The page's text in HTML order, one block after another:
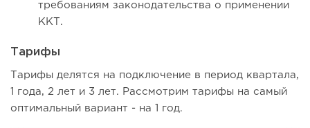
требованиям законодательства о применении
ККТ.
Тарифы
Тарифы делятся на подключение в период квартала,
1 года, 2 лет и 3 лет. Рассмотрим тарифы на самый
оптимальный вариант - на 1 год.